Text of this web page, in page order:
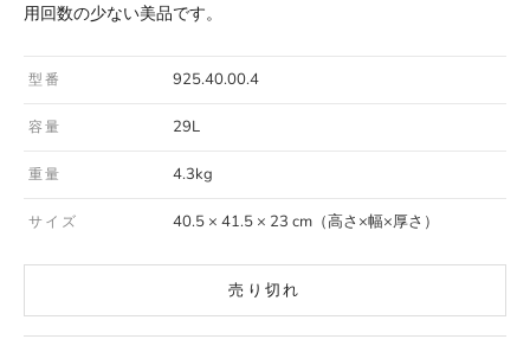
用回数の少ない美品です。
型番 925.40.00.4
容量 29L
重量 4.3kg
サイズ 40.5 × 41.5 × 23 cm（高さ×幅×厚さ）
売り切れ